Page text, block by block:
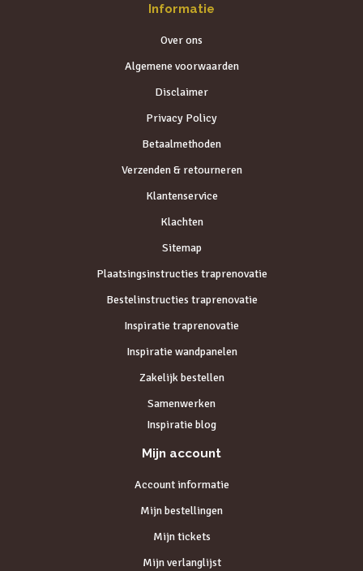
Informatie
Over ons
Algemene voorwaarden
Disclaimer
Privacy Policy
Betaalmethoden
Verzenden & retourneren
Klantenservice
Klachten
Sitemap
Plaatsingsinstructies traprenovatie
Bestelinstructies traprenovatie
Inspiratie traprenovatie
Inspiratie wandpanelen
Zakelijk bestellen
Samenwerken
Inspiratie blog
Mijn account
Account informatie
Mijn bestellingen
Mijn tickets
Mijn verlanglijst